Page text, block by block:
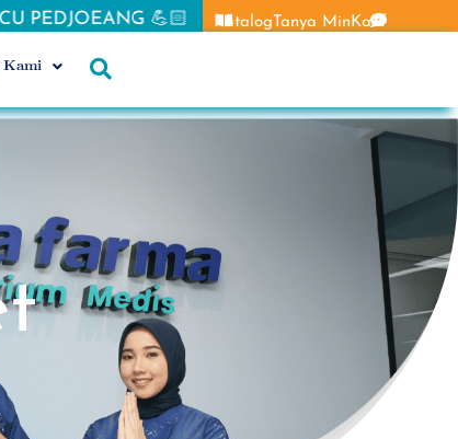
💪🏻 Flash Sale PRIMA ⚡& Spesial offer
Katalog Tanya MinKaef
Kami